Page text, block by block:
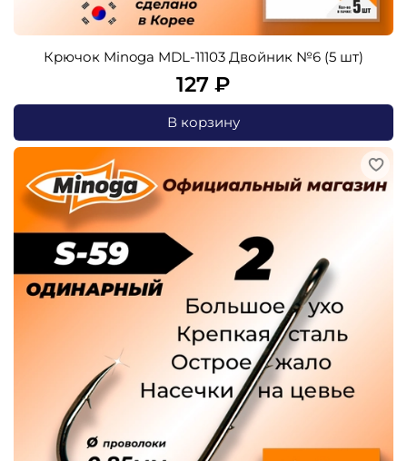
Крючок Minoga MDL-11103 Двойник №6 (5 шт)
127 ₽
В корзину